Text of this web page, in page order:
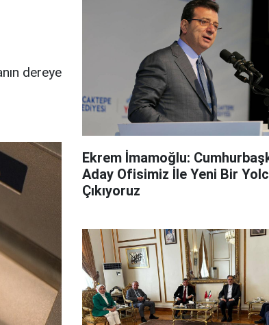
dereye
Ekrem İmamoğlu:
Aday Ofisimiz İle Yeni Bir
Çıkıyoruz